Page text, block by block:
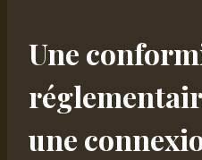
Une
une